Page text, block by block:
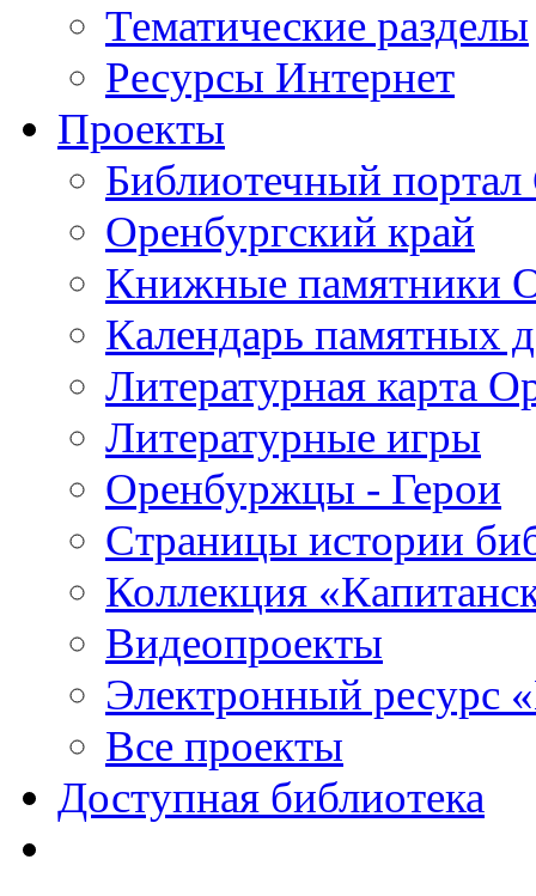
Тематические разделы
Ресурсы Интернет
Проекты
Библиотечный портал
Оренбургский край
Книжные памятники
Календарь памятных
Литературная карта
Литературные игры
Оренбуржцы - Герои
Страницы истории
Коллекция
Видеопроекты
Электронный ресурс
Все проекты
Доступная библиотека